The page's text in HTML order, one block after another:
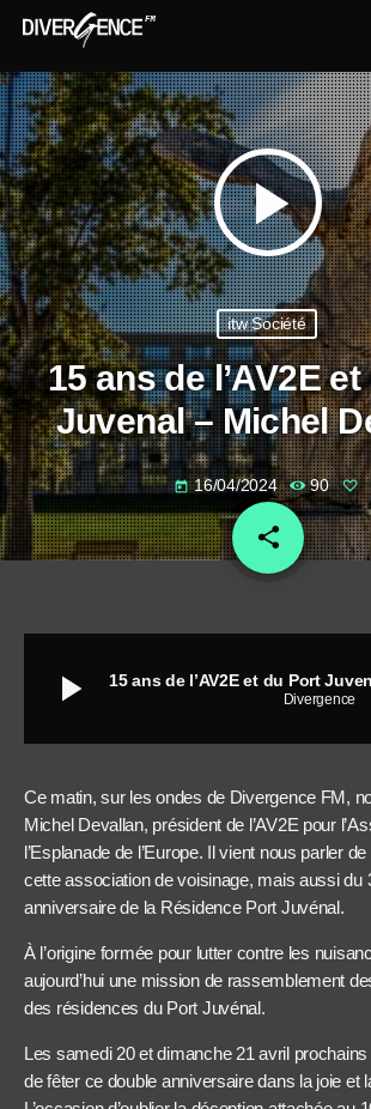
play_arrow
itw Société
15 ans de l’AV2E
Juvenal – Michel
today 16/04/2024 90
share
email
play_arrow 15 ans de l’AV2E et du Port
Divergence
Ce matin, sur les ondes de Divergence FM,
Michel Devallan, président de l’AV2E pour
l’Esplanade de l’Europe. Il vient nous parler
cette association de voisinage, mais aussi du
anniversaire de la Résidence Port Juvénal.
À l’origine formée pour lutter contre les
aujourd’hui une mission de rassemblement
des résidences du Port Juvénal.
Les samedi 20 et dimanche 21 avril prochains
de fêter ce double anniversaire dans la joie et